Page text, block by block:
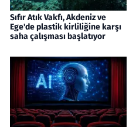
Sıfır Atık Vakfı, Akdeniz ve
Ege'de plastik kirliliğine karşı
saha çalışması başlatıyor